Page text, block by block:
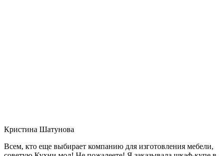
Кристина Шатунова
Всем, кто еще выбирает компанию для изготовления мебели,